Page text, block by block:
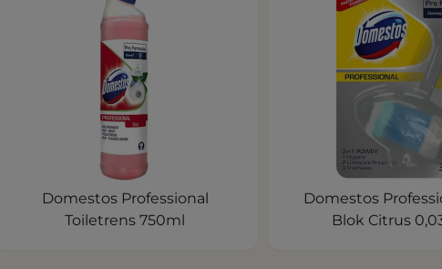
Domestos Professional
Toiletrens 750ml
Domestos
Blok Citrus